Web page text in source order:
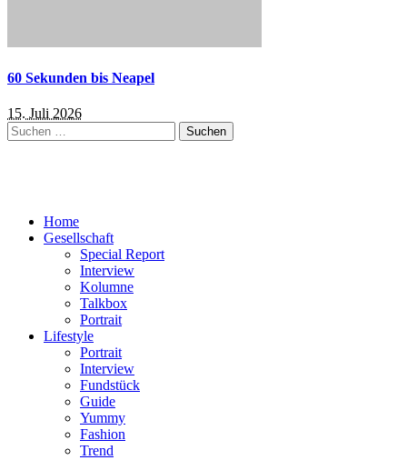
60 Sekunden bis Neapel
15. Juli 2026
Suchen
nach:
Home
Gesellschaft
Special Report
Interview
Kolumne
Talkbox
Portrait
Lifestyle
Portrait
Interview
Fundstück
Guide
Yummy
Fashion
Trend